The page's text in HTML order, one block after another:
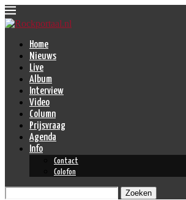
Home
Nieuws
Live
Album
Interview
Video
Column
Prijsvraag
Agenda
Info
Contact
Colofon
Zoeken